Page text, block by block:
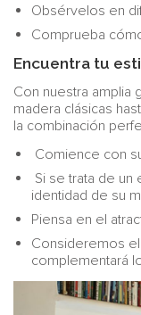
Obsérvelos en
Comprueba
Encuentra tu
Con nuestra
madera clásicas
la combinación
Comience con
Si se trata de un
identidad de su
Piensa en el
Consideremos
complementará